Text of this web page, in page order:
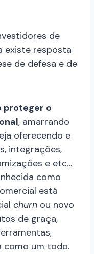
de
existe resposta
de defesa e de
proteger o
, amarrando
oferecendo e
integrações,
e etc…
como
está
churn ou novo
de graça,
como um todo.